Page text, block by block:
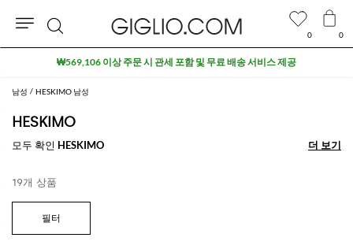
남성 HESKIMO 남성
HESKIMO
모두 확인 HESKIMO 더 보기
더 보기
19개 상품
0 0
검
색
₩569,106 이상 주문 시 관세 포함 및 무료 배송 서비스 제공